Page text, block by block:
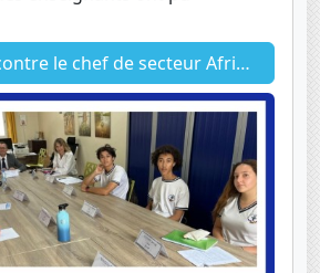
de secteur Afrique de l’Ouest et centrale de l’AEFE.